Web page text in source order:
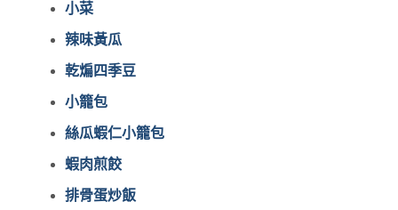
小菜
辣味黃瓜
乾煸四季豆
小籠包
絲瓜蝦仁小籠包
蝦肉煎餃
排骨蛋炒飯